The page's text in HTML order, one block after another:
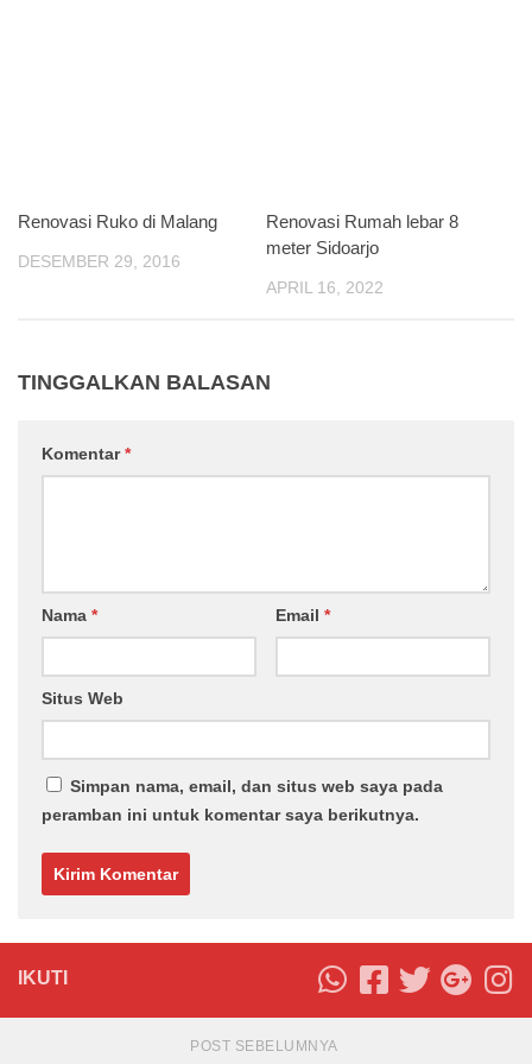
Renovasi Ruko di Malang
DESEMBER 29, 2016
Renovasi Rumah lebar 8
meter Sidoarjo
APRIL 16, 2022
TINGGALKAN BALASAN
Komentar*
Nama * Email *
Situs Web
Simpan nama, email, dan situs web saya pada
peramban ini untuk komentar saya berikutnya.
IKUTI
POST SEBELUMNYA